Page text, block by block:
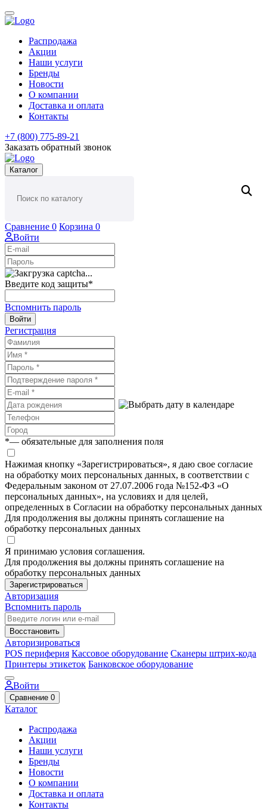
Распродажа
Акции
Наши услуги
Бренды
Новости
О компании
Доставка и оплата
Контакты
+7 (800) 775-89-21
Заказать обратный звонок
Каталог
Сравнение 0 Корзина 0
Войти
Введите код защиты*
Вспомнить пароль
Войти
Регистрация
*— обязательные для заполнения поля
Нажимая кнопку «Зарегистрироваться», я даю свое согласие
на обработку моих персональных данных, в соответствии с
Федеральным законом от 27.07.2006 года №152-ФЗ «О
персональных данных», на условиях и для целей,
определенных в Согласии на обработку персональных данных
Для продолжения вы должны принять соглашение на
обработку персональных данных
Я принимаю условия соглашения.
Для продолжения вы должны принять соглашение на
обработку персональных данных
Зарегистрироваться
Авторизация
Вспомнить пароль
Восстановить
Авторизироваться
POS периферия Кассовое оборудование Сканеры штрих-кода
Принтеры этикеток Банковское оборудование
Войти
Сравнение 0
Каталог
Распродажа
Акции
Наши услуги
Бренды
Новости
О компании
Доставка и оплата
Контакты